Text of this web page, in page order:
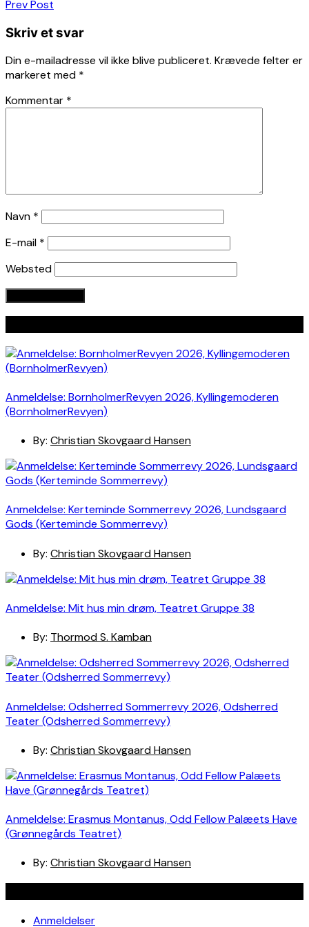
Indlægsnavigation
Prev Post
Skriv et svar
Din e-mailadresse vil ikke blive publiceret. Krævede felter er
markeret med *
Kommentar *
Navn *
E-mail *
Websted
Anmeldelse: BornholmerRevyen 2026, Kyllingemoderen
(BornholmerRevyen)
By: Christian Skovgaard Hansen
Anmeldelse: Kerteminde Sommerrevy 2026, Lundsgaard
Gods (Kerteminde Sommerrevy)
By: Christian Skovgaard Hansen
Anmeldelse: Mit hus min drøm, Teatret Gruppe 38
By: Thormod S. Kamban
Anmeldelse: Odsherred Sommerrevy 2026, Odsherred
Teater (Odsherred Sommerrevy)
By: Christian Skovgaard Hansen
Anmeldelse: Erasmus Montanus, Odd Fellow Palæets Have
(Grønnegårds Teatret)
By: Christian Skovgaard Hansen
Anmeldelser